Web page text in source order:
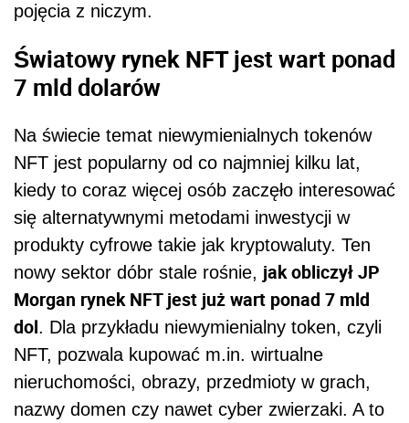
pojęcia z niczym.
Światowy rynek NFT jest wart ponad
7 mld dolarów
Na świecie temat niewymienialnych tokenów
NFT jest popularny od co najmniej kilku lat,
kiedy to coraz więcej osób zaczęło interesować
się alternatywnymi metodami inwestycji w
produkty cyfrowe takie jak kryptowaluty. Ten
nowy sektor dóbr stale rośnie, jak obliczył JP
Morgan rynek NFT jest już wart ponad 7 mld
dol. Dla przykładu niewymienialny token, czyli
NFT, pozwala kupować m.in. wirtualne
nieruchomości, obrazy, przedmioty w grach,
nazwy domen czy nawet cyber zwierzaki. A to